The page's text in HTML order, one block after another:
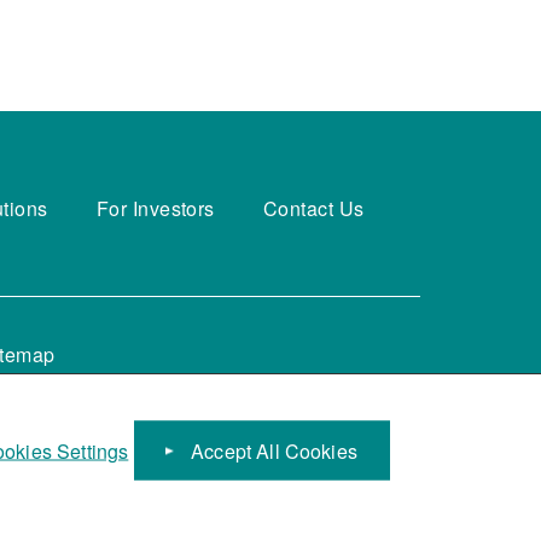
For Investors Contact Us
Settings Accept All Cookies